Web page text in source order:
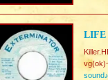
LIFE
sound♪